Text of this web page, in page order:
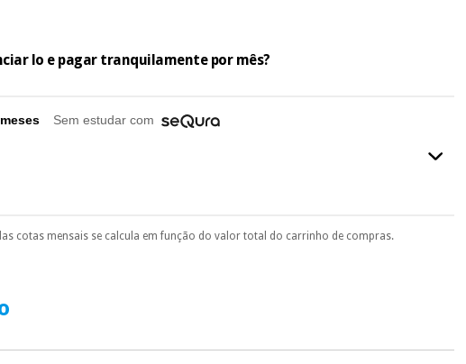
lo e pagar tranquilamente por mês?
Sem estudar com
lo no final do processo de compra, ao escolher o método de pagamento.
para si
serão cobradas no mesmo dia de cada mês.
cotas mensais se calcula em função do valor total do carrinho de compras.